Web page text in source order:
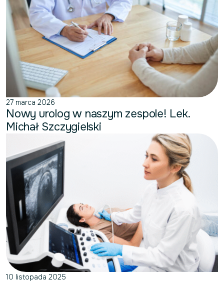
27 marca 2026
Nowy urolog w naszym zespole! Lek.
Michał Szczygielski
10 listopada 2025